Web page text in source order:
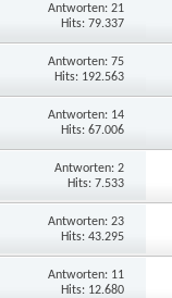
Antworten: 21
Hits: 79.337
Antworten: 75
Hits: 192.563
Antworten: 14
Hits: 67.006
Antworten: 2
Hits: 7.533
Antworten: 23
Hits: 43.295
Antworten: 11
Hits: 12.680